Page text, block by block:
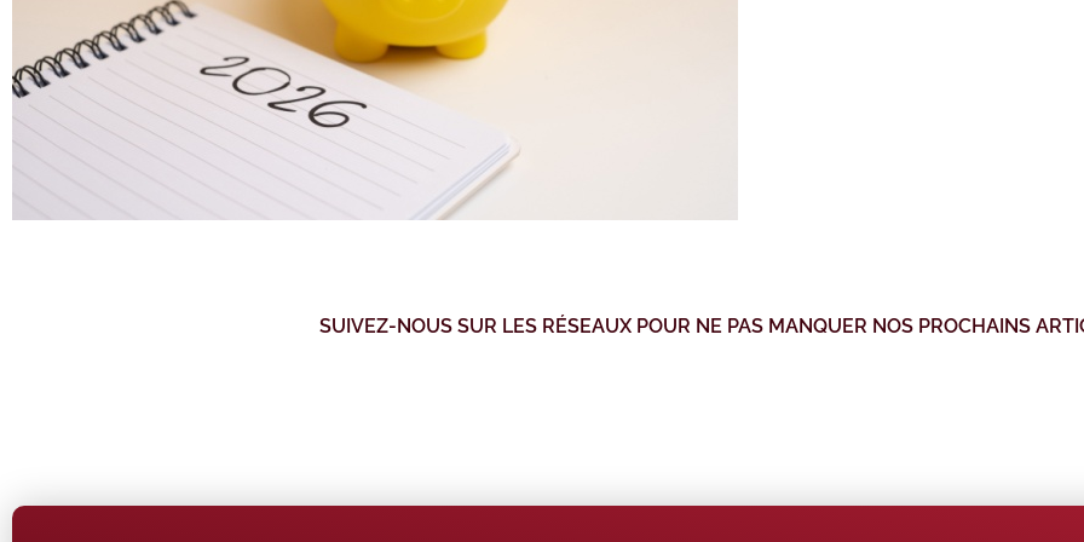
SUIVEZ-NOUS SUR LES RÉSEAUX POUR NE PAS MANQUER NOS PROCHAINS